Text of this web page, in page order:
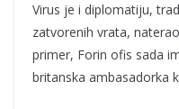
Virus je i diplomatiju,
zatvorenih vrata,
primer, Forin ofis sada
britanska ambasadorka